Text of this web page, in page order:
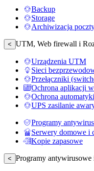
Backup
Storage
Archiwizacja
< UTM, Web firewall i
Urządzenia UTM
Sieci
Przełączniki
Ochrona aplikacji
Ochrona
UPS zasilanie
Programy
Serwery domowe i
Kopie zapasowe
< Programy antywirusowe